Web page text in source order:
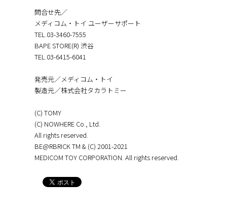
問合せ先／
メディコム・トイ ユーザーサポート
TEL.03-3460-7555
BAPE STORE(R) 渋谷
TEL.03-6415-6041
発売元／メディコム・トイ
製造元／株式会社タカラトミー
(C) TOMY
(C) NOWHERE Co., Ltd.
All rights reserved.
BE@RBRICK TM & (C) 2001-2021
MEDICOM TOY CORPORATION. All rights reserved.